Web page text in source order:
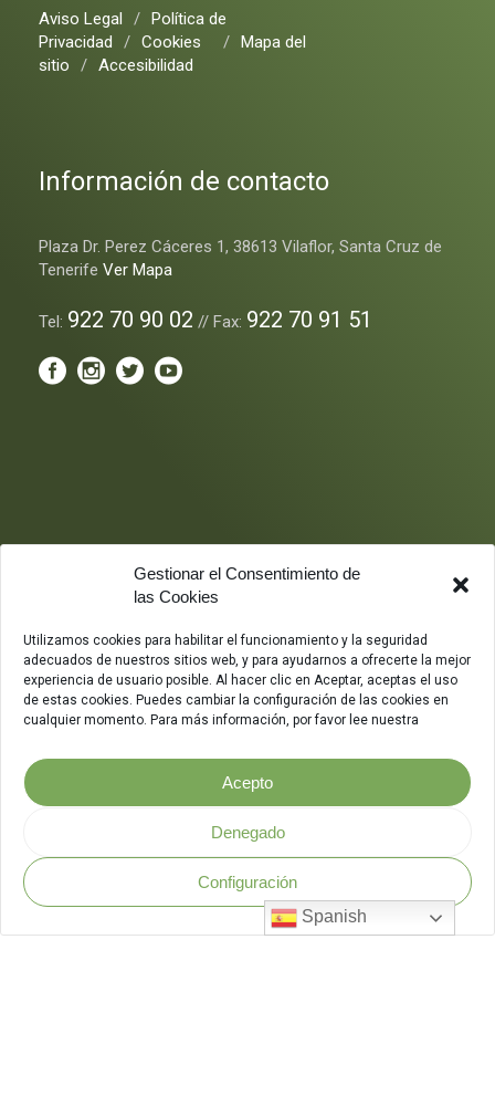
Gestionar el Consentimiento de
las Cookies
Utilizamos cookies para habilitar el funcionamiento y la seguridad
adecuados de nuestros sitios web, y para ayudarnos a ofrecerte la mejor
experiencia de usuario posible. Al hacer clic en Aceptar, aceptas el uso
de estas cookies. Puedes cambiar la configuración de las cookies en
cualquier momento. Para más información, por favor lee nuestra
Acepto
Denegado
Configuración
Aviso Legal / Política de
Privacidad
/ Cookies / Mapa del
sitio
/ Accesibilidad
Información de contacto
Plaza Dr. Perez Cáceres 1, 38613 Vilaflor, Santa Cruz de
Tenerife Ver Mapa
Tel: 922 70 90 02 // Fax: 922 70 91 51
Política de Seguridad
Spanish